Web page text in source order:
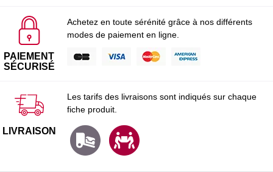
PAIEMENT
SÉCURISÉ
Achetez en toute sérénité grâce à nos différents
modes de paiement en ligne.
LIVRAISON
Les tarifs des livraisons sont indiqués sur chaque
fiche produit.